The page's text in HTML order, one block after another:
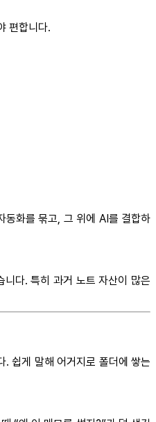
편합니다.
동화를 묶고, 그 위에 AI를 결합하
다. 특히 과거 노트 자산이 많은
쉽게 말해 어거지로 폴더에 쌓는